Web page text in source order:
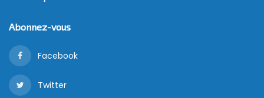
continuelle mouvance. Avec l’évolution des
exigences des utilisateurs et l’évolution des
technologies du web, les designers trouvent chaque
opportunité de faire du web un médium joignant
l’utile à l’agréable.